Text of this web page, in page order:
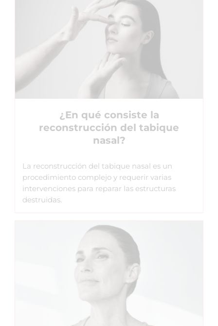
¿En qué consiste la
reconstrucción del tabique
nasal?
La reconstrucción del tabique nasal es un
procedimiento complejo y requerir varias
intervenciones para reparar las estructuras
destruidas.